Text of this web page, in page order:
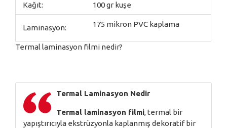
Kağıt: 100 gr kuşe
Laminasyon: 175 mikron PVC kaplama
Termal laminasyon filmi nedir?
Termal Laminasyon Nedir
Termal laminasyon filmi, termal bir
yapıştırıcıyla ekstrüzyonla kaplanmış dekoratif bir